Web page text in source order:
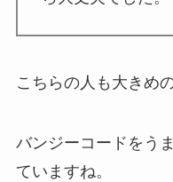
こちらの人も大きめ
バンジーコードをう
ていますね。